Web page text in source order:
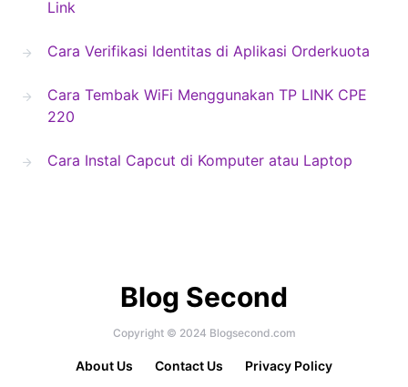
Link
Cara Verifikasi Identitas di Aplikasi Orderkuota
Cara Tembak WiFi Menggunakan TP LINK CPE
220
Cara Instal Capcut di Komputer atau Laptop
Blog Second
Copyright © 2024 Blogsecond.com
About Us Contact Us Privacy Policy